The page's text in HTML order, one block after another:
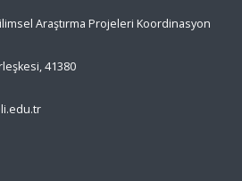
Araştırma Projeleri Koordinasyon
41380